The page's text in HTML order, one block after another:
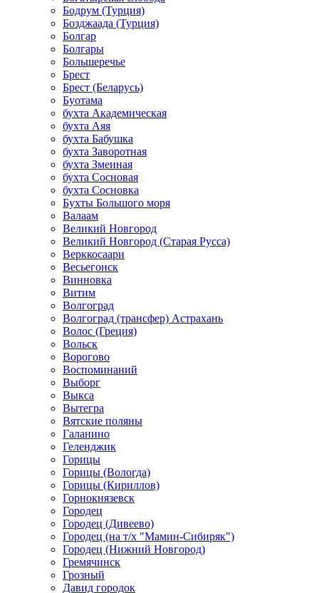
Бодрум (Турция)
Бозджаада (Турция)
Болгар
Болгары
Большеречье
Брест
Брест (Беларусь)
Буотама
бухта Академическая
бухта Аяя
бухта Бабушка
бухта Заворотная
бухта Змеиная
бухта Сосновая
бухта Сосновка
Бухты Большого моря
Валаам
Великий Новгород
Великий Новгород (Старая Русса)
Верккосаари
Весьегонск
Винновка
Витим
Волгоград
Волгоград (трансфер) Астрахань
Волос (Греция)
Вольск
Ворогово
Воспоминаний
Выборг
Выкса
Вытегра
Вятские поляны
Галанино
Геленджик
Горицы
Горицы (Вологда)
Горицы (Кириллов)
Горнокнязевск
Городец
Городец (Дивеево)
Городец (на т/х "Мамин-Сибиряк")
Городец (Нижний Новгород)
Гремячинск
Грозный
Давид городок